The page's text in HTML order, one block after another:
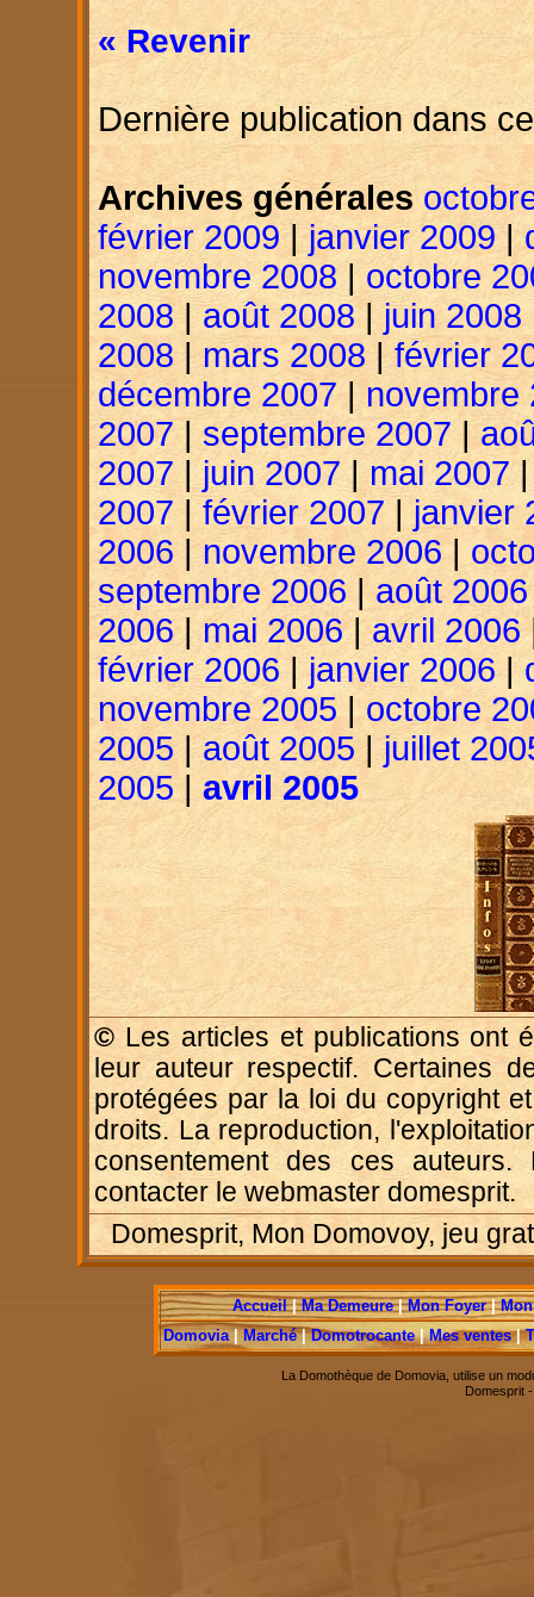
« Revenir
Dernière publication dans
Archives générales
février 2009| janvier 2009 |
novembre 2008| octobre
2008|août 2008 | juin 2008
2008| mars 2008| février
décembre 2007| novembre
2007| septembre 2007 |
2007| juin 2007 |mai 2007
2007 | février 2007 | janvier
2006|novembre 2006 |
septembre 2006 | août 2006
2006| mai 2006|avril 2006
février 2006 |janvier 2006|
novembre 2005| octobre
2005 |août 2005|juillet
2005| avril 2005
© Les articles et publications ont
leur auteur respectif. Certaines
protégées par la loi du copyright
droits. La reproduction,
consentement des ces auteurs.
contacter le webmaster domesprit.
Domesprit, Mon Domovoy, jeu
Accueil|Ma Demeure|Mon Foyer|
Domovia|Marché|Domotrocante|Mes ventes|
La Domothèque de Domovia, utilise un
Domesprit